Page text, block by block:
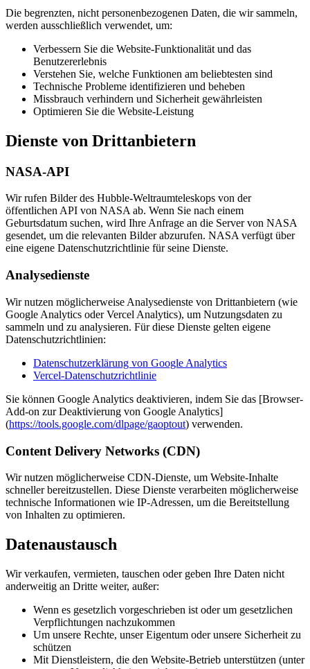
Die begrenzten, nicht personenbezogenen Daten, die wir sammeln,
werden ausschließlich verwendet, um:
Verbessern Sie die Website-Funktionalität und das
Benutzererlebnis
Verstehen Sie, welche Funktionen am beliebtesten sind
Technische Probleme identifizieren und beheben
Missbrauch verhindern und Sicherheit gewährleisten
Optimieren Sie die Website-Leistung
Dienste von Drittanbietern
NASA-API
Wir rufen Bilder des Hubble-Weltraumteleskops von der
öffentlichen API von NASA ab. Wenn Sie nach einem
Geburtsdatum suchen, wird Ihre Anfrage an die Server von NASA
gesendet, um die relevanten Bilder abzurufen. NASA verfügt über
eine eigene Datenschutzrichtlinie für seine Dienste.
Analysedienste
Wir nutzen möglicherweise Analysedienste von Drittanbietern (wie
Google Analytics oder Vercel Analytics), um Nutzungsdaten zu
sammeln und zu analysieren. Für diese Dienste gelten eigene
Datenschutzrichtlinien:
Datenschutzerklärung von Google Analytics
Vercel-Datenschutzrichtlinie
Sie können Google Analytics deaktivieren, indem Sie das [Browser-
Add-on zur Deaktivierung von Google Analytics]
(https://tools.google.com/dlpage/gaoptout) verwenden.
Content Delivery Networks (CDN)
Wir nutzen möglicherweise CDN-Dienste, um Website-Inhalte
schneller bereitzustellen. Diese Dienste verarbeiten möglicherweise
technische Informationen wie IP-Adressen, um die Bereitstellung
von Inhalten zu optimieren.
Datenaustausch
Wir verkaufen, vermieten, tauschen oder geben Ihre Daten nicht
anderweitig an Dritte weiter, außer:
Wenn es gesetzlich vorgeschrieben ist oder um gesetzlichen
Verpflichtungen nachzukommen
Um unsere Rechte, unser Eigentum oder unsere Sicherheit zu
schützen
Mit Dienstleistern, die den Website-Betrieb unterstützen (unter